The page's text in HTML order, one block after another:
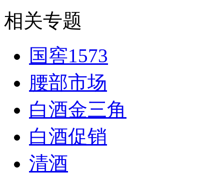
相关专题
国窖1573
腰部市场
白酒金三角
白酒促销
清酒